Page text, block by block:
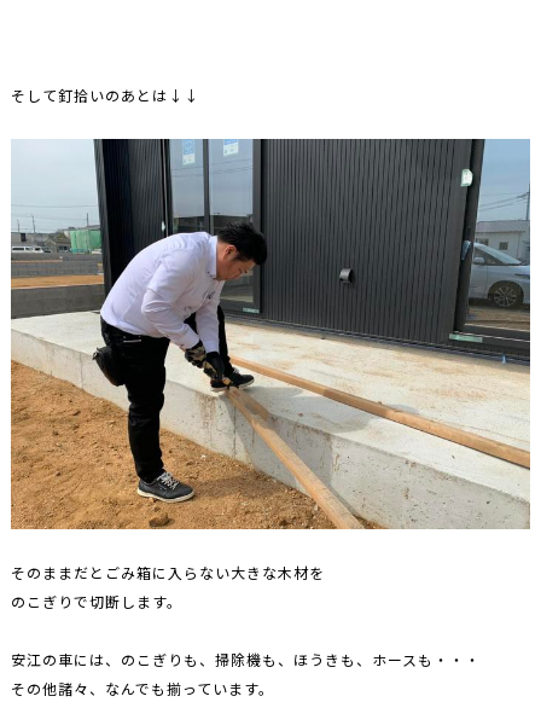
そして釘拾いのあとは↓↓
そのままだとごみ箱に入らない大きな木材を
のこぎりで切断します。
安江の車には、のこぎりも、掃除機も、ほうきも、ホースも・・・
その他諸々、なんでも揃っています。